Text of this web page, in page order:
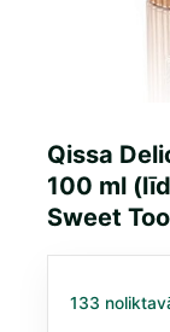
Qissa
100 ml
Sweet
133